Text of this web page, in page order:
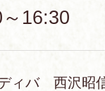
16:30
ィバ 西沢昭